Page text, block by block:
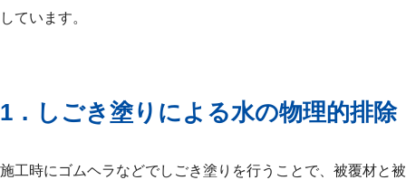
しています。
1．しごき塗りによる水の物理的排除
施工時にゴムヘラなどでしごき塗りを行うことで、被覆材と